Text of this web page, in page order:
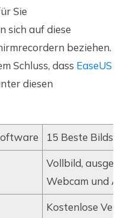
Sie
sich auf diese
beziehen.
Schluss, dass EaseUS
diesen
15 Beste
Vollbild,
Webcam und
Kostenlose